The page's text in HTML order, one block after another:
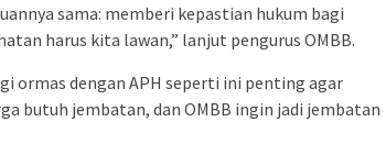
sama: memberi kepastian hukum bagi
harus kita lawan,” lanjut pengurus OMBB.
ormas dengan APH seperti ini penting agar
butuh jembatan, dan OMBB ingin jadi jembatan